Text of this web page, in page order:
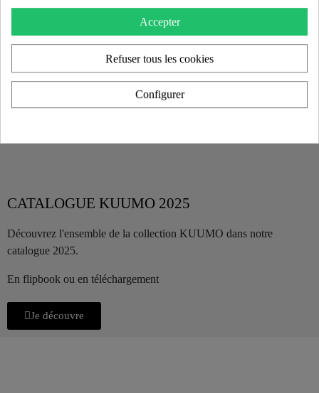
CATALOGUE KUUMO 2025
Découvrez l'ensemble de la collection KUUMO dans notre
catalogue 2025.
En flipbook ou en téléchargement
Je découvre
Accepter
Refuser tous les cookies
Configurer